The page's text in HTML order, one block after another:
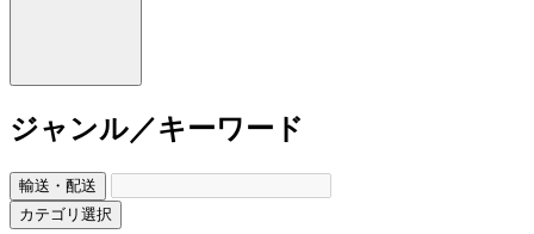
ジャンル／キーワード
輸送・配送
カテゴリ選択